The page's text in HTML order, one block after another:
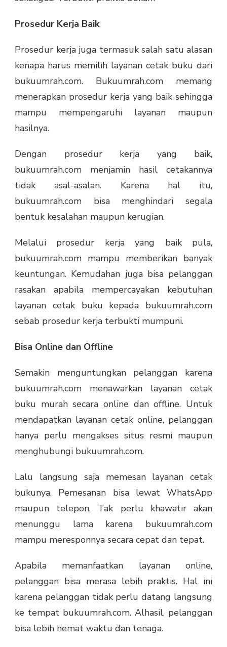
Prosedur Kerja Baik
Prosedur kerja juga termasuk salah satu alasan
kenapa harus memilih layanan cetak buku dari
bukuumrah.com. Bukuumrah.com memang
menerapkan prosedur kerja yang baik sehingga
mampu mempengaruhi layanan maupun
hasilnya.
Dengan prosedur kerja yang baik,
bukuumrah.com menjamin hasil cetakannya
tidak asal-asalan. Karena hal itu,
bukuumrah.com bisa menghindari segala
bentuk kesalahan maupun kerugian.
Melalui prosedur kerja yang baik pula,
bukuumrah.com mampu memberikan banyak
keuntungan. Kemudahan juga bisa pelanggan
rasakan apabila mempercayakan kebutuhan
layanan cetak buku kepada bukuumrah.com
sebab prosedur kerja terbukti mumpuni.
Bisa Online dan Offline
Semakin menguntungkan pelanggan karena
bukuumrah.com menawarkan layanan cetak
buku murah secara online dan offline. Untuk
mendapatkan layanan cetak online, pelanggan
hanya perlu mengakses situs resmi maupun
menghubungi bukuumrah.com.
Lalu langsung saja memesan layanan cetak
bukunya. Pemesanan bisa lewat WhatsApp
maupun telepon. Tak perlu khawatir akan
menunggu lama karena bukuumrah.com
mampu meresponnya secara cepat dan tepat.
Apabila memanfaatkan layanan online,
pelanggan bisa merasa lebih praktis. Hal ini
karena pelanggan tidak perlu datang langsung
ke tempat bukuumrah.com. Alhasil, pelanggan
bisa lebih hemat waktu dan tenaga.